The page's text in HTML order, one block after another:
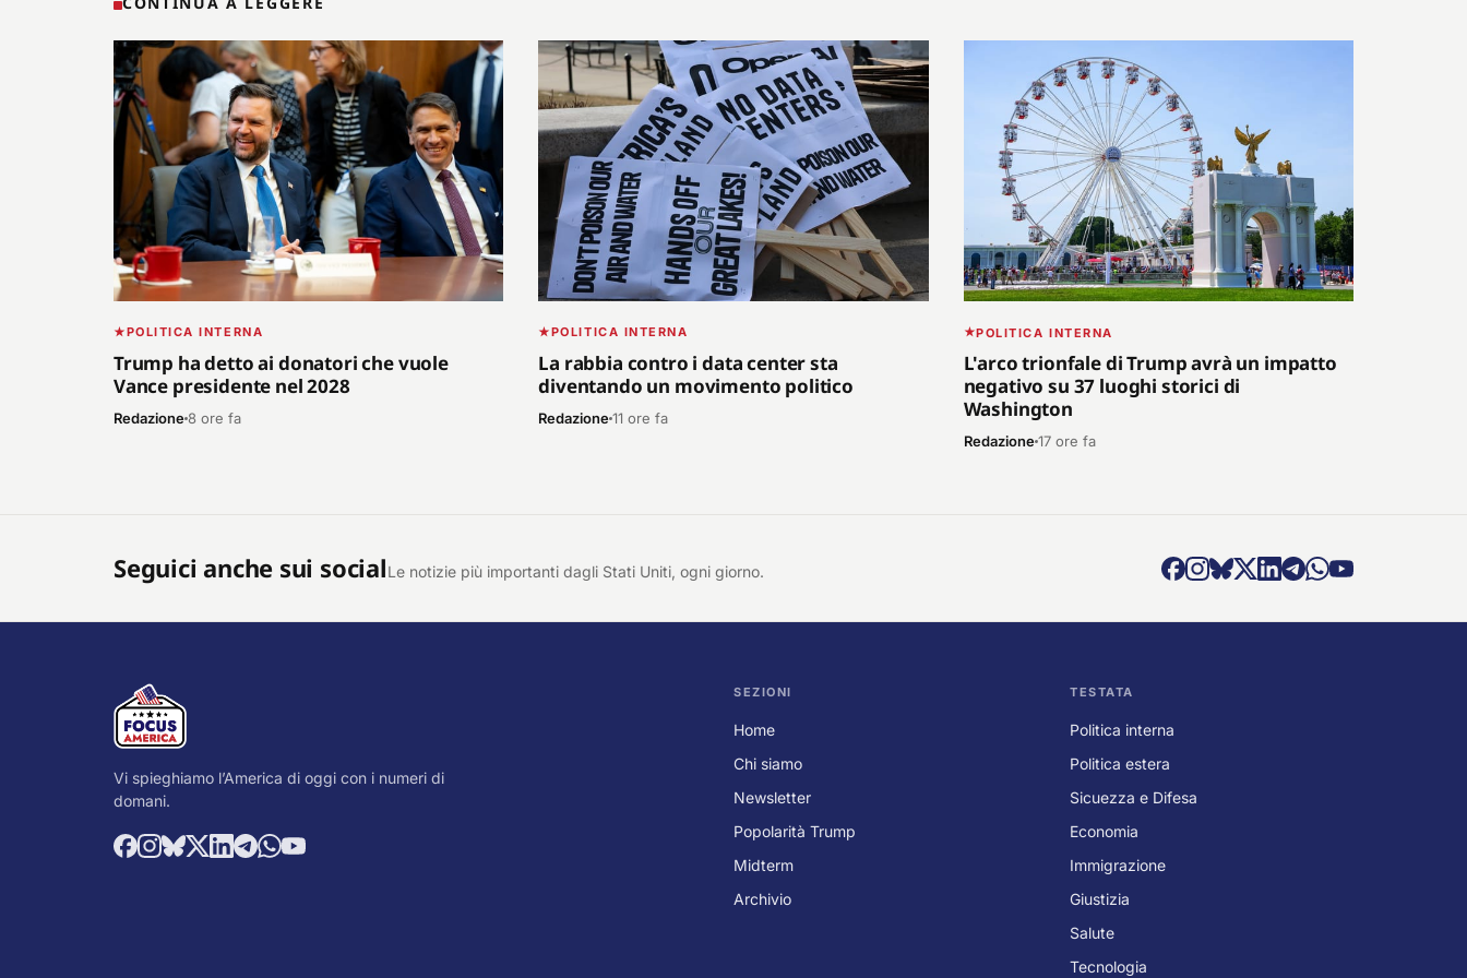
POLITICA INTERNA
Trump ha detto ai donatori che vuole
Vance presidente nel 2028
Redazione8 ore fa
POLITICA INTERNA
La rabbia contro i data center sta
diventando un movimento politico
Redazione11 ore fa
POLITICA INTERNA
L'arco trionfale di Trump avrà un impatto
negativo su 37 luoghi storici di
Washington
Redazione17 ore fa
Seguici anche sui socialLe notizie più importanti dagli Stati Uniti, ogni giorno.
Vi spieghiamo l’America di oggi con i numeri di
domani.
SEZIONI
Home
Chi siamo
Newsletter
Popolarità Trump
Midterm
Archivio
TESTATA
Politica interna
Politica estera
Sicuezza e Difesa
Economia
Immigrazione
Giustizia
Salute
Tecnologia